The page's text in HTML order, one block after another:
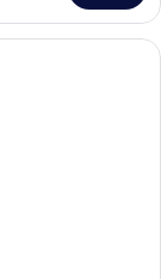
en vit veranda, en